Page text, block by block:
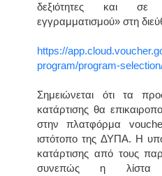
δεξιότητες και σε
εγγραμματισμού» στη
https://
program/program-
Σημειώνεται ότι τα
κατάρτισης θα
στην πλατφόρμα
ιστότοπο της ΔΥΠΑ. H
κατάρτισης από τους
συνεπώς η λίστα